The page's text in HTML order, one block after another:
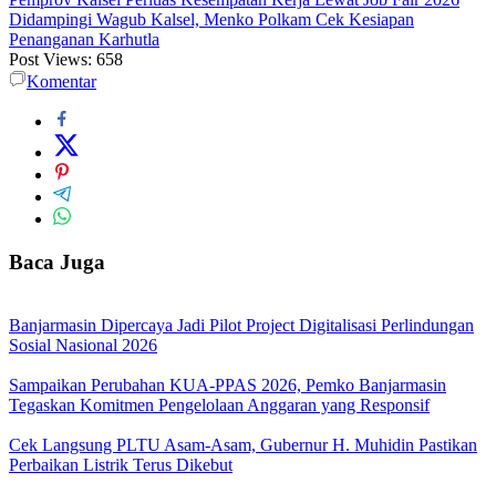
Didampingi Wagub Kalsel, Menko Polkam Cek Kesiapan
Penanganan Karhutla
Post Views: 658
Komentar
Baca Juga
Banjarmasin Dipercaya Jadi Pilot Project Digitalisasi Perlindungan
Sosial Nasional 2026
Sampaikan Perubahan KUA-PPAS 2026, Pemko Banjarmasin
Tegaskan Komitmen Pengelolaan Anggaran yang Responsif
Cek Langsung PLTU Asam-Asam, Gubernur H. Muhidin Pastikan
Perbaikan Listrik Terus Dikebut